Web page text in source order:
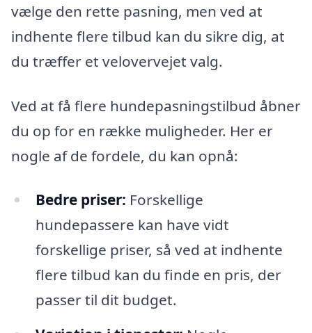
vælge den rette pasning, men ved at
indhente flere tilbud kan du sikre dig, at
du træffer et velovervejet valg.
Ved at få flere hundepasningstilbud åbner
du op for en række muligheder. Her er
nogle af de fordele, du kan opnå:
Bedre priser: Forskellige
hundepassere kan have vidt
forskellige priser, så ved at indhente
flere tilbud kan du finde en pris, der
passer til dit budget.